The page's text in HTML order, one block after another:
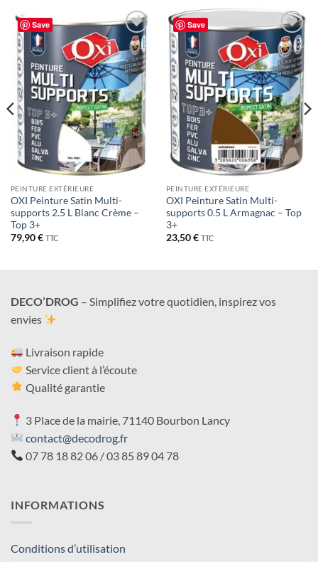
Save
PEINTURE EXTÉRIEURE
OXI Peinture Satin Multi-
supports 2.5 L Blanc Crème –
Top 3+
79,90€ TTC
Save
PEINTURE EXTÉRIEURE
OXI Peinture Satin Multi-
supports 0.5 L Armagnac – Top
3+
23,50€ TTC
DECO’DROG – Simplifiez votre quotidien, inspirez vos
envies
Livraison rapide
Service client à l’écoute
Qualité garantie
3 Place de la mairie, 71140 Bourbon Lancy
contact@decodrog.fr
07 78 18 82 06 / 03 85 89 04 78
INFORMATIONS
Conditions d’utilisation